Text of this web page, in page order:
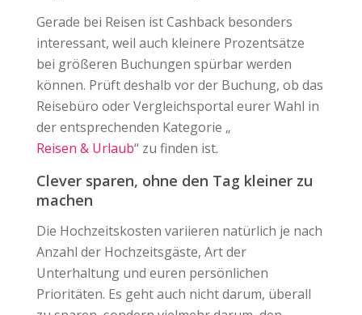
Gerade bei Reisen ist Cashback besonders
interessant, weil auch kleinere Prozentsätze
bei größeren Buchungen spürbar werden
können. Prüft deshalb vor der Buchung, ob das
Reisebüro oder Vergleichsportal eurer Wahl in
der entsprechenden Kategorie „
Reisen & Urlaub“ zu finden ist.
Clever sparen, ohne den Tag kleiner zu
machen
Die Hochzeitskosten variieren natürlich je nach
Anzahl der Hochzeitsgäste, Art der
Unterhaltung und euren persönlichen
Prioritäten. Es geht auch nicht darum, überall